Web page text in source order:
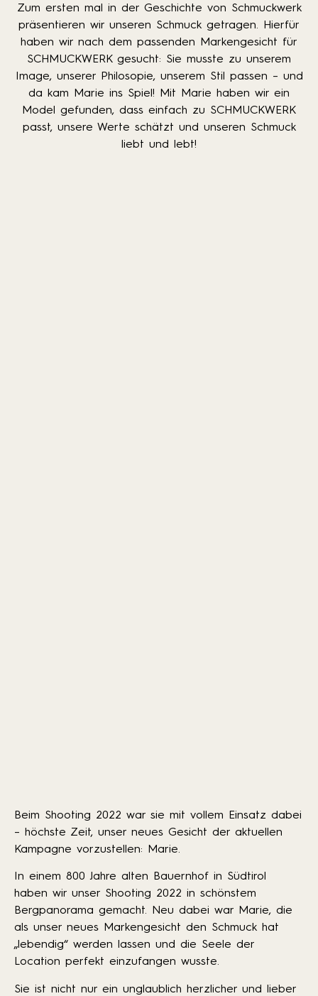
Zum ersten mal in der Geschichte von Schmuckwerk
präsentieren wir unseren Schmuck getragen. Hierfür
haben wir nach dem passenden Markengesicht für
SCHMUCKWERK gesucht: Sie musste zu unserem
Image, unserer Philosopie, unserem Stil passen – und
da kam Marie ins Spiel! Mit Marie haben wir ein
Model gefunden, dass einfach zu SCHMUCKWERK
passt, unsere Werte schätzt und unseren Schmuck
liebt und lebt!
Beim Shooting 2022 war sie mit vollem Einsatz dabei
– höchste Zeit, unser neues Gesicht der aktuellen
Kampagne vorzustellen: Marie.
In einem 800 Jahre alten Bauernhof in Südtirol
haben wir unser Shooting 2022 in schönstem
Bergpanorama gemacht. Neu dabei war Marie, die
als unser neues Markengesicht den Schmuck hat
„lebendig“ werden lassen und die Seele der
Location perfekt einzufangen wusste.
Sie ist nicht nur ein unglaublich herzlicher und lieber